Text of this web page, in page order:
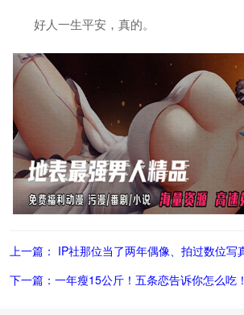
好人一生平安，真的。
下一篇：一年瘦15公斤！五条恋告诉你怎么吃！